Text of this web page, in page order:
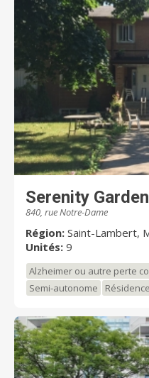
Serenity
840, rue Notre-Dame
Région: Saint-Lambert,
Unités: 9
Alzheimer ou autre perte
Semi-autonome